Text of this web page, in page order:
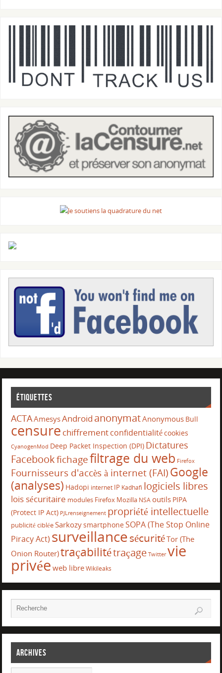
Étiquettes
ACTAAmesysAndroid anonymatAnonymous Bull
censure chiffrementconfidentialitécookies
CyanogenMod Deep Packet Inspection (DPI) Dictatures
Facebookfichagefiltrage du web Firefox
Fournisseurs d'accès à internet (FAI)Google
(analyses) Hadopi internet IP Kadhafi logiciels libres
lois sécuritaire modules Firefox Mozilla NSA outils PIPA
(Protect IP Act) PJLrenseignement propriété intellectuelle
publicité cibléeSarkozysmartphoneSOPA (The Stop Online
Piracy Act) surveillancesécuritéTor (The
Onion Router)traçabilitétraçage Twitter vie
privée web libreWikileaks
Archives